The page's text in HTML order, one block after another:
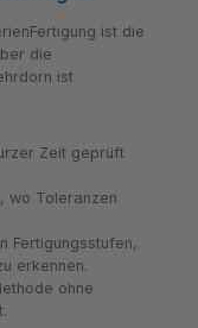
ist die
die
ist
Zeit geprüft
wo Toleranzen
Fertigungsstufen,
erkennen.
ohne